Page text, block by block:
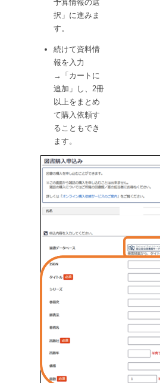
予算情報の選
択」に進みま
す。
続けて資料情
報を入力
→「カートに
追加」し、2冊
以上をまとめ
て購入依頼す
ることもでき
ます。